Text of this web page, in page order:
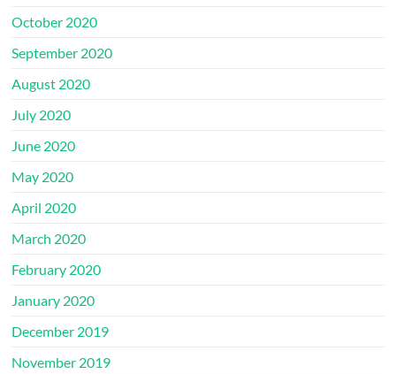
October 2020
September 2020
August 2020
July 2020
June 2020
May 2020
April 2020
March 2020
February 2020
January 2020
December 2019
November 2019